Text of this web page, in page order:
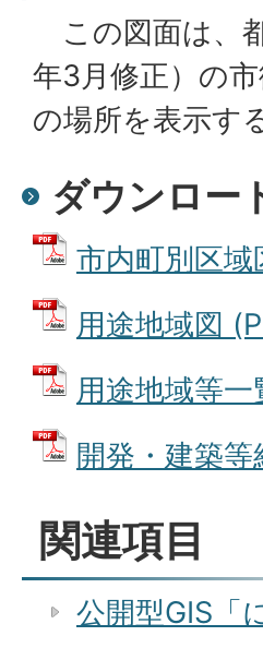
この図面は、
年3月修正）の
の場所を表示す
ダウンロー
市内町別区
用途地域図
用途地域等
開発・建築
関連項目
公開型GIS「